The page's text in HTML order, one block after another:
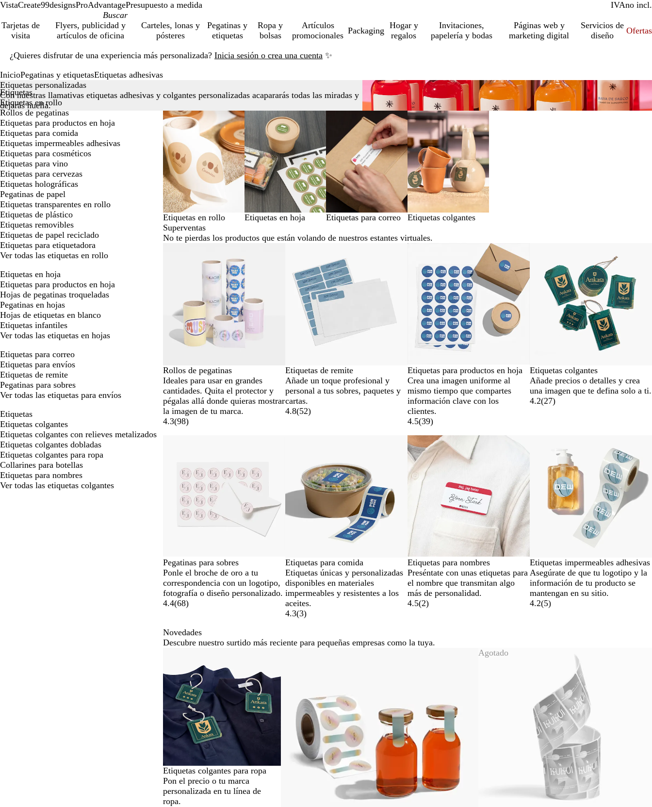
VistaCreate99designsProAdvantagePresupuesto a medida IVAincl.
no incl.
Tarjetas de
visita
Flyers, publicidad y
artículos de oficina
Carteles, lonas y
pósteres
Pegatinas y
etiquetas
Ropa y
bolsas
Artículos
promocionales
Packaging
Hogar y
regalos
Invitaciones,
papelería y bodas
Páginas web y
marketing digital
Servicios de
diseño
Ofertas
¿Quieres disfrutar de una experiencia más personalizada? Inicia sesión o crea una cuenta ✨
1
InicioPegatinas y etiquetasEtiquetas adhesivas
Etiquetas
Etiquetas en rollo
Rollos de pegatinas
Etiquetas para productos en hoja
Etiquetas para comida
Etiquetas impermeables adhesivas
Etiquetas para cosméticos
Etiquetas para vino
Etiquetas para cervezas
Etiquetas holográficas
Pegatinas de papel
Etiquetas transparentes en rollo
Etiquetas de plástico
Etiquetas removibles
Etiquetas de papel reciclado
Etiquetas para etiquetadora
Ver todas las etiquetas en rollo
Etiquetas en hoja
Etiquetas para productos en hoja
Hojas de pegatinas troqueladas
Pegatinas en hojas
Hojas de etiquetas en blanco
Etiquetas infantiles
Ver todas las etiquetas en hojas
Etiquetas para correo
Etiquetas para envíos
Etiquetas de remite
Pegatinas para sobres
Ver todas las etiquetas para envíos
Etiquetas
Etiquetas colgantes
Etiquetas colgantes con relieves metalizados
Etiquetas colgantes dobladas
Etiquetas colgantes para ropa
Collarines para botellas
Etiquetas para nombres
Ver todas las etiquetas colgantes
Etiquetas personalizadas
Con nuestras llamativas etiquetas adhesivas y colgantes personalizadas acapararás todas las miradas y
dejarás huella.
Etiquetas en rollo Etiquetas en hoja Etiquetas para correo
Etiquetas colgantes
Superventas
No te pierdas los productos que están volando de nuestros estantes virtuales.
Rollos de pegatinas
Ideales para usar en grandes
cantidades. Quita el protector y
pégalas allá donde quieras mostrar
la imagen de tu marca.
4.3(98)
Etiquetas de remite
Añade un toque profesional y
personal a tus sobres, paquetes y
cartas.
4.8(52)
Etiquetas para productos en hoja
Crea una imagen uniforme al
mismo tiempo que compartes
información clave con los
clientes.
4.5(39)
Etiquetas colgantes
Añade precios o detalles y crea
una imagen que te defina solo a ti.
4.2(27)
Pegatinas para sobres
Ponle el broche de oro a tu
correspondencia con un logotipo,
fotografía o diseño personalizado.
4.4(68)
Etiquetas para comida
Etiquetas únicas y personalizadas
disponibles en materiales
impermeables y resistentes a los
aceites.
4.3(3)
Etiquetas para nombres
Preséntate con unas etiquetas para
el nombre que transmitan algo
más de personalidad.
4.5(2)
Etiquetas impermeables adhesivas
Asegúrate de que tu logotipo y la
información de tu producto se
mantengan en su sitio.
4.2(5)
Novedades
Descubre nuestro surtido más reciente para pequeñas empresas como la tuya.
Etiquetas colgantes para ropa
Pon el precio o tu marca
personalizada en tu línea de
ropa.
Agotado
la
a
2
de
un
de
3